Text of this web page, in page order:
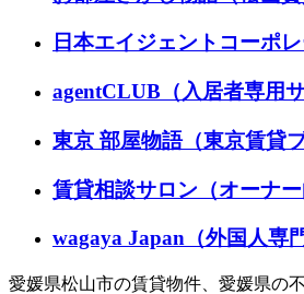
日本エイジェントコーポ
agentCLUB（入居者専用サ
東京 部屋物語（東京賃貸
賃貸相談サロン（オーナー
wagaya Japan（外国人専
愛媛県松山市の賃貸物件、愛媛県の